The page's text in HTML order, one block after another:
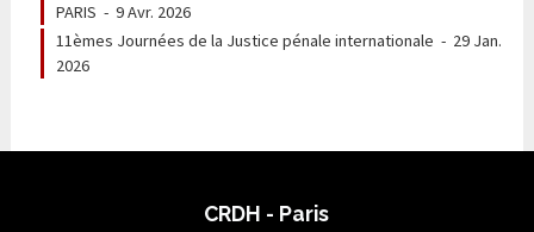
PARIS - 9 Avr. 2026
11èmes Journées de la Justice pénale internationale - 29 Jan.
2026
CRDH - Paris